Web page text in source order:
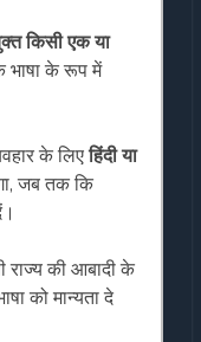
किसी एक या
भाषा के रूप में
के लिएहिंदी या
जब तक कि
राज्य की आबादी के
को मान्यता दे